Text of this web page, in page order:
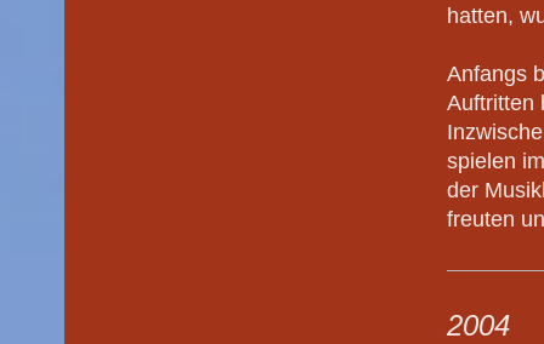
hatten,
Anfangs
Auftritten
spielen
der
freuten
2004